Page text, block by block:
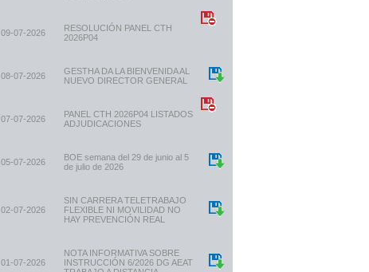
09-07-2026
RESOLUCIÓN PANEL CTH
2026P04
08-07-2026
GESTHA DA LA BIENVENIDA AL
NUEVO DIRECTOR GENERAL
07-07-2026
PANEL CTH 2026P04 LISTADOS
ADJUDICACIONES
05-07-2026
BOE semana del 29 de junio al 5
de julio de 2026
02-07-2026
SIN CARRERA TELETRABAJO
FLEXIBLE NI MOVILIDAD NO
HAY PREVENCIÓN REAL
01-07-2026
NOTA INFORMATIVA SOBRE
INSTRUCCIÓN 6/2026 DG AEAT